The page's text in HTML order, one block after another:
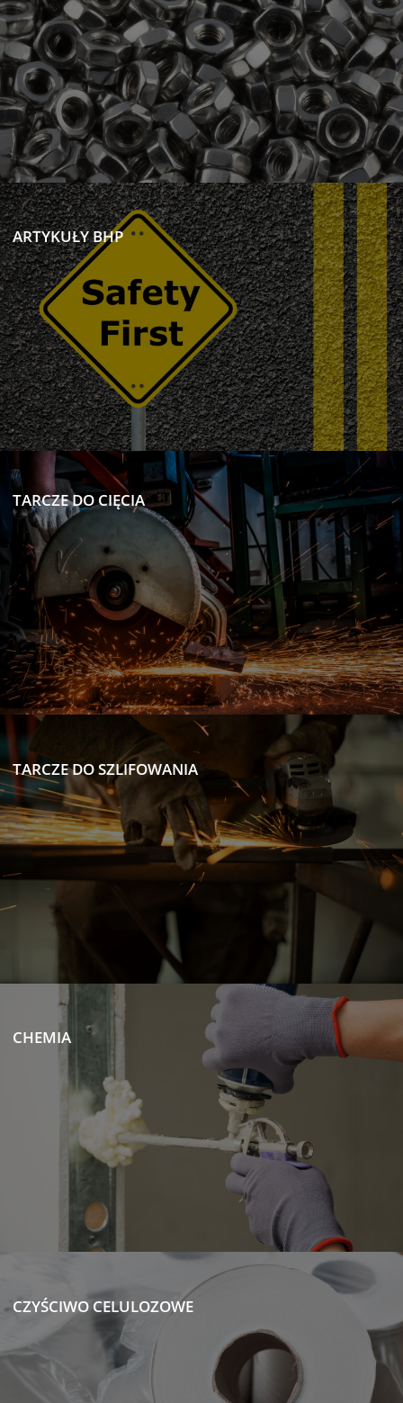
ARTYKUŁY BHP
TARCZE DO CIĘCIA
TARCZE DO SZLIFOWANIA
CHEMIA
CZYŚCIWO CELULOZOWE